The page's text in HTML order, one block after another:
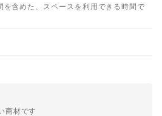
を含めた、スペースを利用できる時間で
商材です